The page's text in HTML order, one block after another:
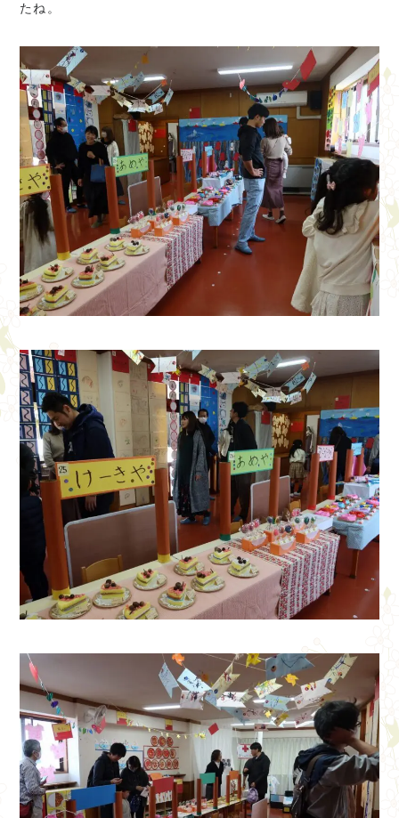
たね。